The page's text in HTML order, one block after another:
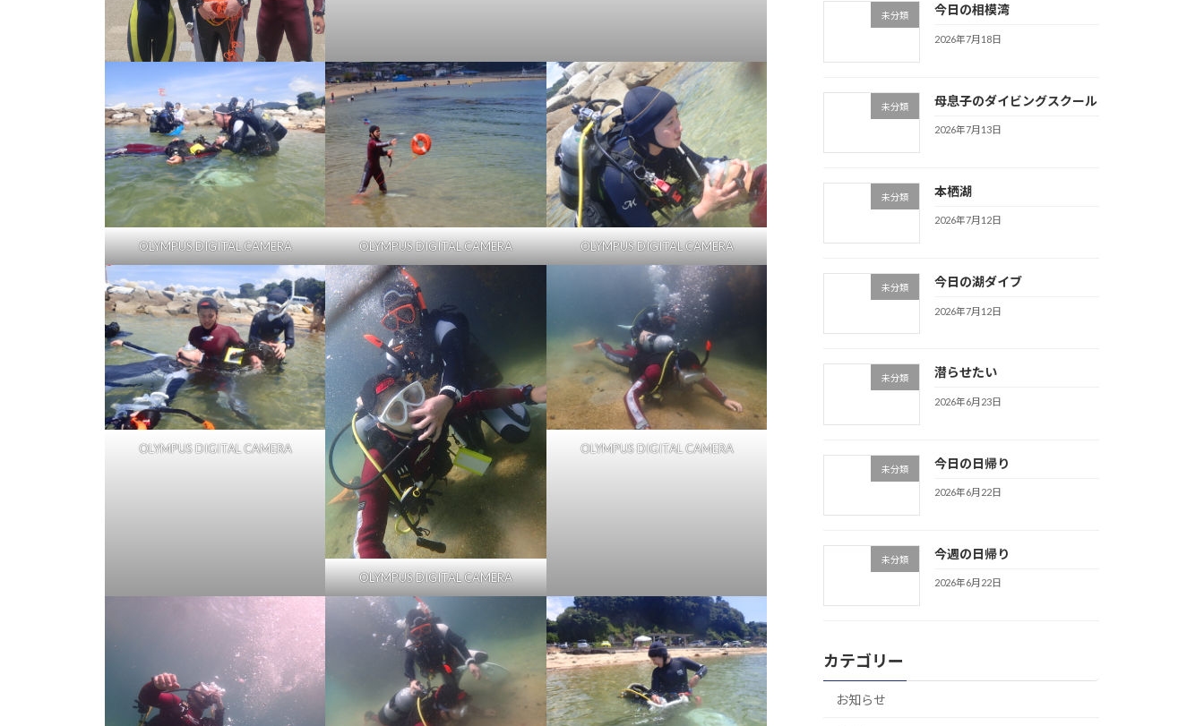
OLYMPUS DIGITAL CAMERA OLYMPUS DIGITAL CAMERA OLYMPUS DIGITAL CAMERA
OLYMPUS DIGITAL CAMERA
OLYMPUS DIGITAL CAMERA
OLYMPUS DIGITAL CAMERA
未分類 今日の相模湾
2026年7月18日
未分類 母息子のダイビングスクール
2026年7月13日
未分類 本栖湖
2026年7月12日
未分類 今日の湖ダイブ
2026年7月12日
未分類 潜らせたい
2026年6月23日
未分類 今日の日帰り
2026年6月22日
未分類 今週の日帰り
2026年6月22日
カテゴリー
お知らせ